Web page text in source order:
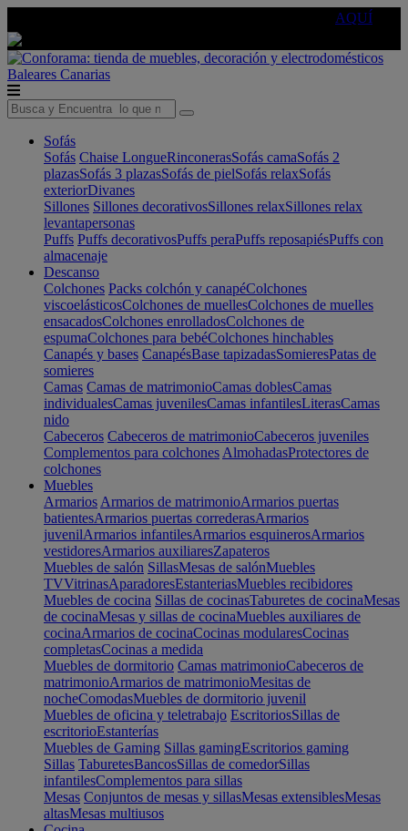
AQUÍ
Baleares Canarias
Sofás
Sofás Chaise LongueRinconerasSofás camaSofás 2
plazasSofás 3 plazasSofás de pielSofás relaxSofás
exteriorDivanes
Sillones Sillones decorativosSillones relaxSillones relax
levantapersonas
Puffs Puffs decorativosPuffs peraPuffs reposapiésPuffs con
almacenaje
Descanso
Colchones Packs colchón y canapéColchones
viscoelásticosColchones de muellesColchones de muelles
ensacadosColchones enrolladosColchones de
espumaColchones para bebéColchones hinchables
Canapés y bases CanapésBase tapizadasSomieresPatas de
somieres
Camas Camas de matrimonioCamas doblesCamas
individualesCamas juvenilesCamas infantilesLiterasCamas
nido
Cabeceros Cabeceros de matrimonioCabeceros juveniles
Complementos para colchones AlmohadasProtectores de
colchones
Muebles
Armarios Armarios de matrimonioArmarios puertas
batientesArmarios puertas correderasArmarios
juvenilArmarios infantilesArmarios esquinerosArmarios
vestidoresArmarios auxiliaresZapateros
Muebles de salón SillasMesas de salónMuebles
TVVitrinasAparadoresEstanteriasMuebles recibidores
Muebles de cocina Sillas de cocinasTaburetes de cocinaMesas
de cocinaMesas y sillas de cocinaMuebles auxiliares de
cocinaArmarios de cocinaCocinas modularesCocinas
completasCocinas a medida
Muebles de dormitorio Camas matrimonioCabeceros de
matrimonioArmarios de matrimonioMesitas de
nocheComodasMuebles de dormitorio juvenil
Muebles de oficina y teletrabajo EscritoriosSillas de
escritorioEstanterías
Muebles de Gaming Sillas gamingEscritorios gaming
Sillas TaburetesBancosSillas de comedorSillas
infantilesComplementos para sillas
Mesas Conjuntos de mesas y sillasMesas extensiblesMesas
altasMesas multiusos